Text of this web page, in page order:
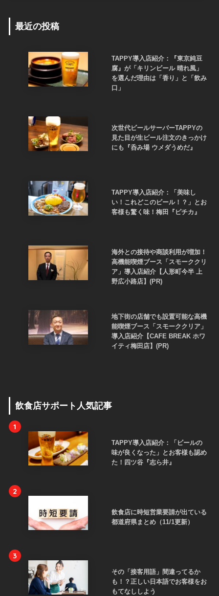
最近の投稿
TAPPY導入店紹介：『東京純豆
腐』が「キリンビール 晴れ風」
を選んだ理由は「香り」と「飲み
口」
次世代ビールサーバーTAPPYの
見た目が生ビール注文のきっかけ
にも『呑み場 ウメダうめだ』
TAPPY導入店紹介：「美味し
い！これどこのビール！？」とお
客様も驚く味！梅田『ピチカ』
海外との接待や商談利用が増加！
高機能喫煙ブース「スモーククリ
ア」導入店紹介【人形町今半 上
野広小路店】(PR)
地下街の店舗でも設置可能な高機
能喫煙ブース「スモーククリア」
導入店紹介【CAFE BREAK ホワ
イティ梅田店】(PR)
飲食店サポート人気記事
1
TAPPY導入店紹介：「ビールの
味が良くなった」とお客様も認め
た！四ツ谷『志ら井』
2
飲食店に時短営業要請が出ている
都道府県まとめ（11/1更新）
3
その「接客用語」間違ってるか
も！？正しい日本語でお客様をお
もてなししよう